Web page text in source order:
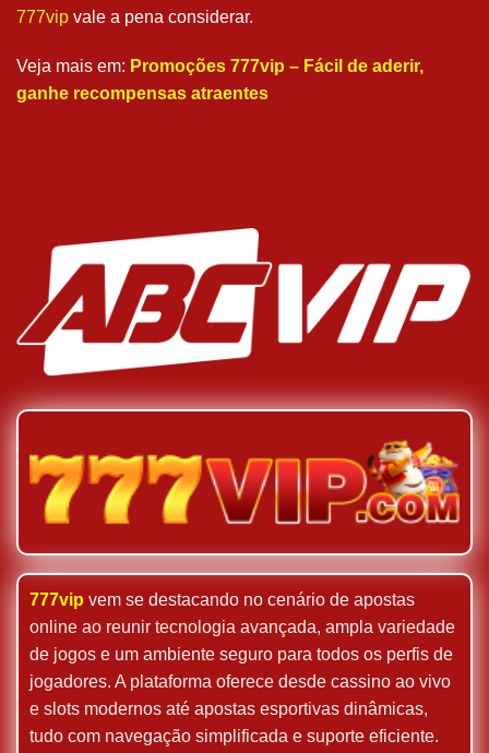
777vip vale a pena considerar.
Veja mais em: Promoções 777vip – Fácil de aderir,
ganhe recompensas atraentes
777vip vem se destacando no cenário de apostas
online ao reunir tecnologia avançada, ampla variedade
de jogos e um ambiente seguro para todos os perfis de
jogadores. A plataforma oferece desde cassino ao vivo
e slots modernos até apostas esportivas dinâmicas,
tudo com navegação simplificada e suporte eficiente.